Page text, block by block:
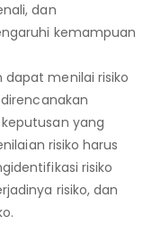
dan
kemampuan
menilai risiko
yang
risiko harus
risiko
risiko, dan